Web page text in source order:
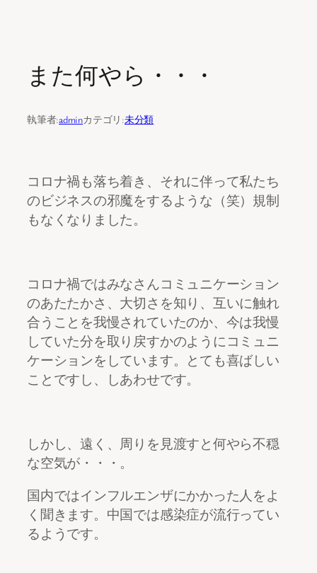
また何やら・・・
執筆者:adminカテゴリ:未分類
コロナ禍も落ち着き、それに伴って私たち
のビジネスの邪魔をするような（笑）規制
もなくなりました。
コロナ禍ではみなさんコミュニケーション
のあたたかさ、大切さを知り、互いに触れ
合うことを我慢されていたのか、今は我慢
していた分を取り戻すかのようにコミュニ
ケーションをしています。とても喜ばしい
ことですし、しあわせです。
しかし、遠く、周りを見渡すと何やら不穏
な空気が・・・。
国内ではインフルエンザにかかった人をよ
く聞きます。中国では感染症が流行ってい
るようです。